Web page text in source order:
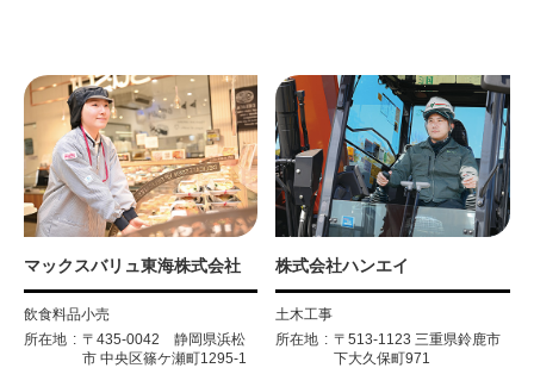
マックスバリュ東海株式会社
飲食料品小売
所在地
〒435-0042 静岡県浜松
市 中央区篠ケ瀬町1295-1
株式会社ハンエイ
土木工事
所在地
〒513-1123 三重県鈴鹿市
下大久保町971